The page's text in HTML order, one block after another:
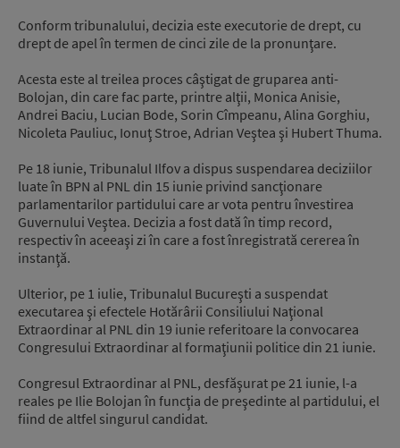
Conform tribunalului, decizia este executorie de drept, cu
drept de apel în termen de cinci zile de la pronunţare.
Acesta este al treilea proces câştigat de gruparea anti-
Bolojan, din care fac parte, printre alţii, Monica Anisie,
Andrei Baciu, Lucian Bode, Sorin Cîmpeanu, Alina Gorghiu,
Nicoleta Pauliuc, Ionuţ Stroe, Adrian Veştea şi Hubert Thuma.
Pe 18 iunie, Tribunalul Ilfov a dispus suspendarea deciziilor
luate în BPN al PNL din 15 iunie privind sancţionare
parlamentarilor partidului care ar vota pentru învestirea
Guvernului Veştea. Decizia a fost dată în timp record,
respectiv în aceeaşi zi în care a fost înregistrată cererea în
instanţă.
Ulterior, pe 1 iulie, Tribunalul Bucureşti a suspendat
executarea şi efectele Hotărârii Consiliului Naţional
Extraordinar al PNL din 19 iunie referitoare la convocarea
Congresului Extraordinar al formaţiunii politice din 21 iunie.
Congresul Extraordinar al PNL, desfăşurat pe 21 iunie, l-a
reales pe Ilie Bolojan în funcţia de preşedinte al partidului, el
fiind de altfel singurul candidat.